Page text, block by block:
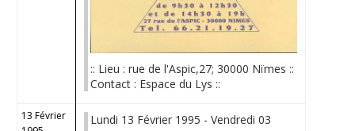
:: Lieu : rue de l'Aspic,27; 30000 Nïmes ::
Contact : Espace du Lys ::
13 Février
Lundi 13 Février 1995 - Vendredi 03